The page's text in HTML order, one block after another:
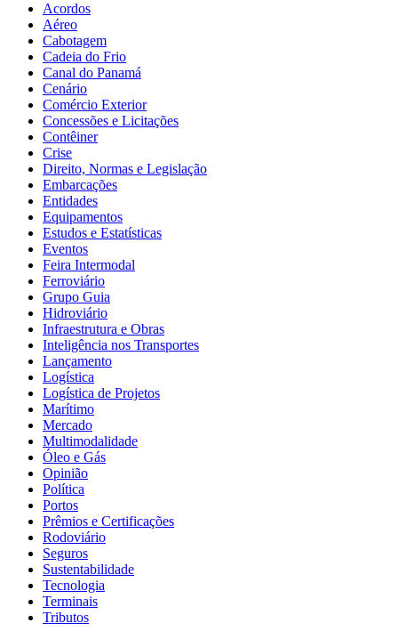
Acordos
Aéreo
Cabotagem
Cadeia do Frio
Canal do Panamá
Cenário
Comércio Exterior
Concessões e Licitações
Contêiner
Crise
Direito, Normas e Legislação
Embarcações
Entidades
Equipamentos
Estudos e Estatísticas
Eventos
Feira Intermodal
Ferroviário
Grupo Guia
Hidroviário
Infraestrutura e Obras
Inteligência nos Transportes
Lançamento
Logística
Logística de Projetos
Marítimo
Mercado
Multimodalidade
Óleo e Gás
Opinião
Política
Portos
Prêmios e Certificações
Rodoviário
Seguros
Sustentabilidade
Tecnologia
Terminais
Tributos